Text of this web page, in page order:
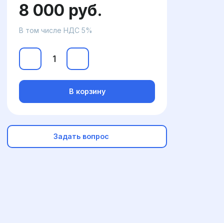
8 000 руб.
В том числе НДС 5%
В корзину
Задать вопрос